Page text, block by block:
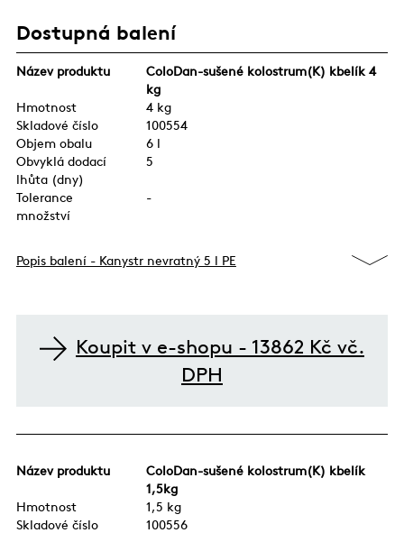
Dostupná balení
Název produktu
ColoDan-sušené kolostrum(K) kbelík 4
kg
Hmotnost
4 kg
Skladové číslo
100554
Objem obalu
6 l
Obvyklá dodací
lhůta (dny)
5
Tolerance
množství
-
Popis balení - Kanystr nevratný 5 l PE
Koupit v e-shopu - 13862 Kč vč.
DPH
Název produktu
ColoDan-sušené kolostrum(K) kbelík
1,5kg
Hmotnost
1,5 kg
Skladové číslo
100556